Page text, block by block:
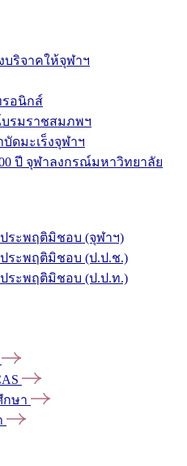
บริจาคให้จุฬาฯ
รอนิกส์
รมราชสมภพฯ
ดมะเร็งจุฬาฯ
ปี จุฬาลงกรณ์มหาวิทยาลัย
ระพฤติมิชอบ (จุฬาฯ)
ระพฤติมิชอบ (ป.ป.ช.)
ระพฤติมิชอบ (ป.ป.ท.)
กษา